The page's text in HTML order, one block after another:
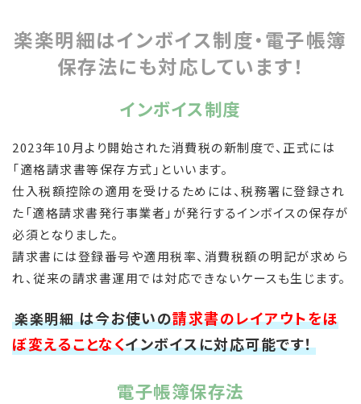
楽楽明細はインボイス制度・電子帳簿
保存法にも対応しています！
インボイス制度
2023年10月より開始された消費税の新制度で、正式には
「適格請求書等保存方式」といいます。
仕入税額控除の適用を受けるためには、税務署に登録され
た「適格請求書発行事業者」が発行するインボイスの保存が
必須となりました。
請求書には登録番号や適用税率、消費税額の明記が求めら
れ、従来の請求書運用では対応できないケースも生じます。
楽楽明細 は今お使いの請求書のレイアウトをほ
ぼ変えることなくインボイスに対応可能です！
電子帳簿保存法